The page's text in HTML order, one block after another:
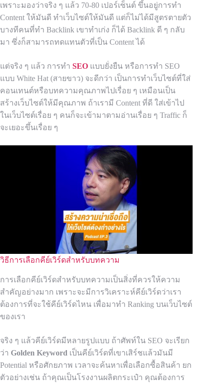
เพราะมองว่าจริง ๆ แล้ว 70-80 เปอร์เซ็นต์ ขึ้นอยู่การทำ
Content ให้มันดี ทำเว็บไซต์ให้มันดี แต่ก็ไม่ได้มีสูตรตายตัว
บางทีคนที่ทำ Backlink เขาทำเก่ง ก็ได้ Backlink ดี ๆ กลับ
มา ซึ่งก็สามารถทดแทนตัวที่เป็น Content ได้
แต่จริง ๆ แล้ว การทำ SEO แบบยั่งยืน หรือการทำ SEO
แบบ White Hat (สายขาว) จะดีกว่า เป็นการทำเว็บไซต์ที่ใส่
คอนเทนต์หรือบทความคุณภาพไปเรื่อย ๆ เหมือนเป็น
สร้างเว็บไซต์ให้มีคุณภาพ ถ้าเรามี Content ที่ดี ใส่เข้าไป
ในเว็บไซต์เรื่อย ๆ คนก็จะเข้ามาตามอ่านเรื่อย ๆ Traffic ก็
จะเยอะขึ้นเรื่อย ๆ
วิธีการเลือกคีย์เวิร์ดสำหรับบทความ
การเลือกคีย์เวิร์ดสำหรับบทความเป็นสิ่งที่ควรให้ความ
สำคัญอย่างมาก เพราะจะมีการวิเคราะห์คีย์เวิร์ดว่าเรา
ต้องการที่จะใช้คีย์เวิร์ดไหน เพื่อมาทำ Ranking บนเว็บไซต์
ของเรา
จริง ๆ แล้วคีย์เวิร์ดมีหลายรูปแบบ ถ้าศัพท์ใน SEO จะเรียก
ว่า Golden Keyword เป็นคีย์เวิร์ดที่เขาเสิร์ชแล้วมันมี
Potential หรือศักยภาพ เวลาจะค้นหาเพื่อเลือกซื้อสินค้า ยก
ตัวอย่างเช่น ถ้าคุณเป็นโรงงานผลิตกระเป๋า คุณต้องการ